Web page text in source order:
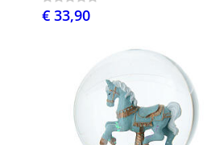
€ 33,90